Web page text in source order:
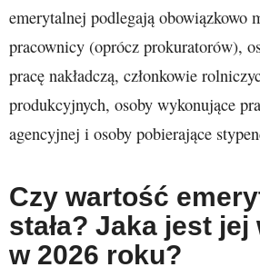
emerytalnej podlegają obowiązkowo
pracownicy (oprócz prokuratorów),
pracę nakładczą, członkowie
produkcyjnych, osoby wykonujące
agencyjnej i osoby pobierające
Czy wartość
stała? Jaka jest
w 2026 roku?